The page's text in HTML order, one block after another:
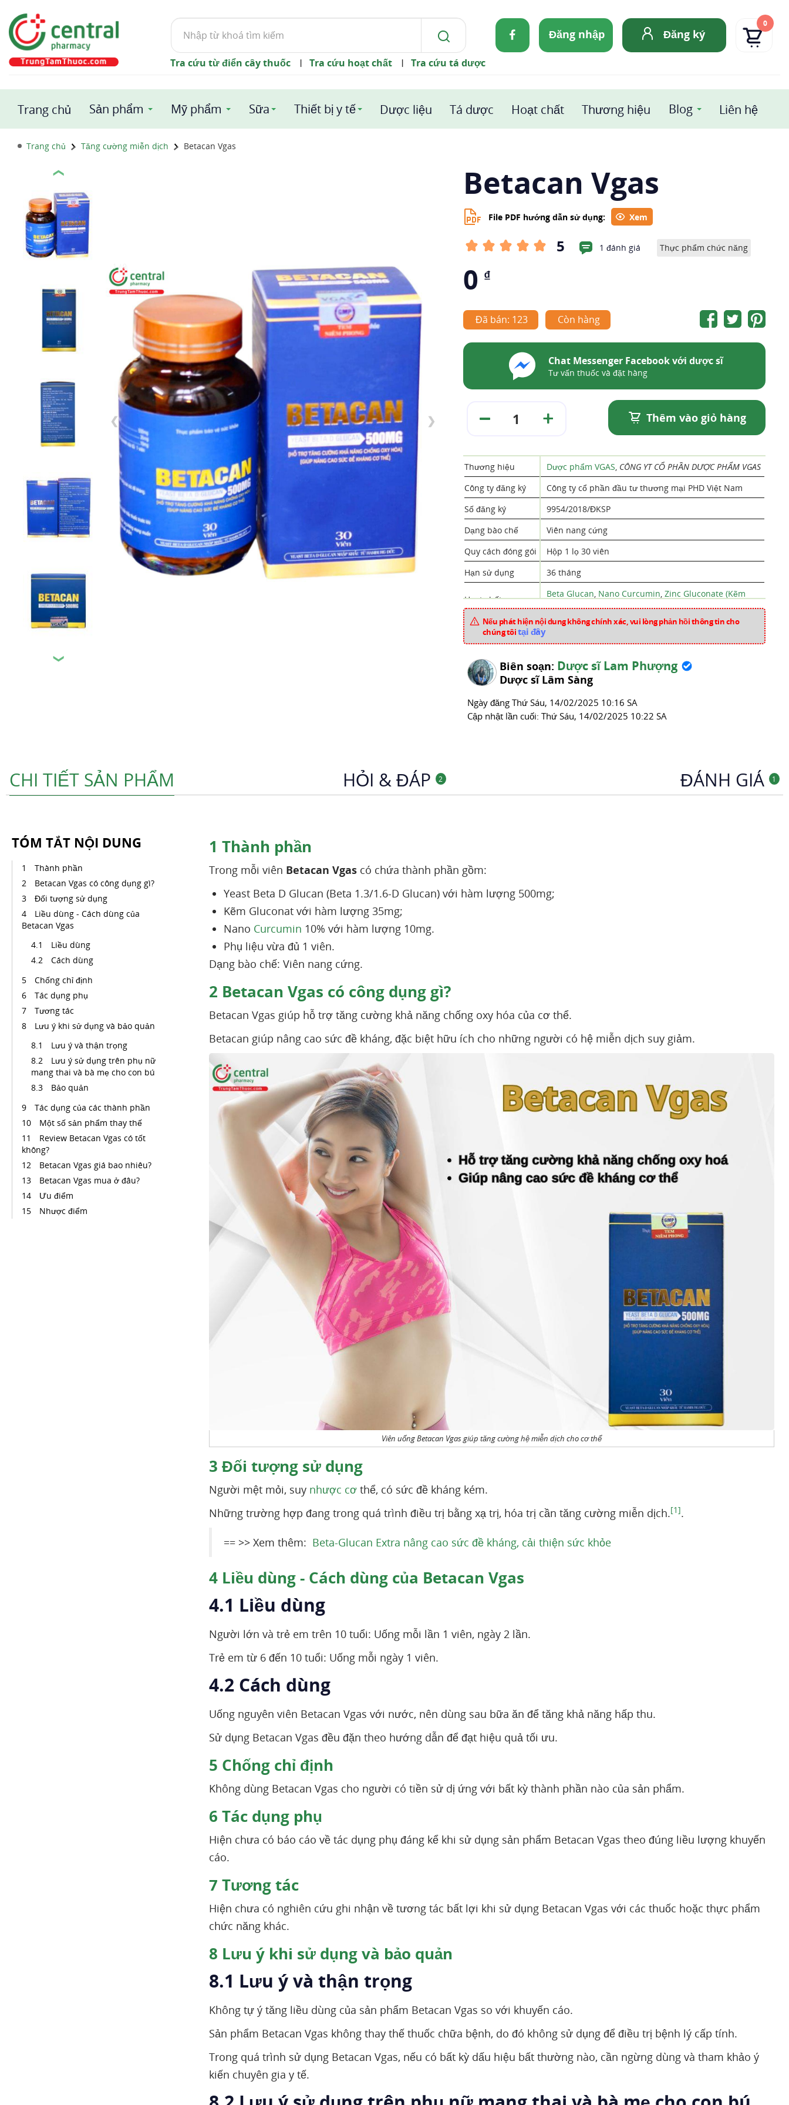
Tìm
kiếm
Đăng nhập Đăng ký
0
Tra cứu từ điển cây thuốc | Tra cứu hoạt chất | Tra cứu tá dược
Trang chủ Sản phẩm Mỹ phẩm Sữa Thiết bị y tế Dược liệu Tá dược Hoạt chất Thương hiệu Blog Liên hệ
Trang chủ Tăng cường miễn dịch Betacan Vgas
❮
❯
1 / 9
❮ ❯
Betacan Vgas
File PDF hướng dẫn sử dụng: Xem
5 1 đánh giá Thực phẩm chức năng
0 ₫
Đã bán: 123 Còn hàng
Chat Messenger Facebook với dược sĩ
Tư vấn thuốc và đặt hàng
Thêm vào giỏ hàng
Thương hiệu Dược phẩm VGAS, CÔNG YT CỔ PHẦN DƯỢC PHẨM VGAS
Công ty đăng ký
Công ty cổ phần đầu tư thương mại PHD Việt Nam
Số đăng ký
9954/2018/ĐKSP
Dạng bào chế
Viên nang cứng
Quy cách đóng gói
Hộp 1 lọ 30 viên
Hạn sử dụng
36 tháng
Hoạt chất
Beta Glucan, Nano Curcumin, Zinc Gluconate (Kẽm
Gluconat)
Xuất xứ
Việt Nam
Mã sản phẩm
pk1950
Chuyên mục
Tăng cường miễn dịch
Nếu phát hiện nội dung không chính xác, vui lòng phản hồi thông tin cho
chúng tôitại đây
Biên soạn: Dược sĩ Lam Phượng
Dược sĩ Lâm Sàng
Ngày đăng Thứ Sáu, 14/02/2025 10:16 SA
Cập nhật lần cuối: Thứ Sáu, 14/02/2025 10:22 SA
CHI TIẾT SẢN PHẨM HỎI & ĐÁP 2 ĐÁNH GIÁ 1
TÓM TẮT NỘI DUNG
Thành phần
Betacan Vgas có công dụng gì?
Đối tượng sử dụng
Liều dùng - Cách dùng của
Betacan Vgas
Liều dùng
Cách dùng
Chống chỉ định
Tác dụng phụ
Tương tác
Lưu ý khi sử dụng và bảo quản
Lưu ý và thận trọng
Lưu ý sử dụng trên phụ nữ
mang thai và bà mẹ cho con bú
Bảo quản
Tác dụng của các thành phần
Một số sản phẩm thay thế
Review Betacan Vgas có tốt
không?
Betacan Vgas giá bao nhiêu?
Betacan Vgas mua ở đâu?
Ưu điểm
Nhược điểm
1 Thành phần
Trong mỗi viên Betacan Vgas có chứa thành phần gồm:
Yeast Beta D Glucan (Beta 1.3/1.6-D Glucan) với hàm lượng 500mg;
Kẽm Gluconat với hàm lượng 35mg;
Nano Curcumin 10% với hàm lượng 10mg.
Phụ liệu vừa đủ 1 viên.
Dạng bào chế: Viên nang cứng.
2 Betacan Vgas có công dụng gì?
Betacan Vgas giúp hỗ trợ tăng cường khả năng chống oxy hóa của cơ thể.
Betacan giúp nâng cao sức đề kháng, đặc biệt hữu ích cho những người có hệ miễn dịch suy giảm.
Viên uống Betacan Vgas giúp tăng cường hệ miễn dịch cho cơ thể
3 Đối tượng sử dụng
Người mệt mỏi, suy nhược cơ thể, có sức đề kháng kém.
Những trường hợp đang trong quá trình điều trị bằng xạ trị, hóa trị cần tăng cường miễn dịch.[1].
== >> Xem thêm: Beta-Glucan Extra nâng cao sức đề kháng, cải thiện sức khỏe
4 Liều dùng - Cách dùng của Betacan Vgas
4.1 Liều dùng
Người lớn và trẻ em trên 10 tuổi: Uống mỗi lần 1 viên, ngày 2 lần.
Trẻ em từ 6 đến 10 tuổi: Uống mỗi ngày 1 viên.
4.2 Cách dùng
Uống nguyên viên Betacan Vgas với nước, nên dùng sau bữa ăn để tăng khả năng hấp thu.
Sử dụng Betacan Vgas đều đặn theo hướng dẫn để đạt hiệu quả tối ưu.
5 Chống chỉ định
Không dùng Betacan Vgas cho người có tiền sử dị ứng với bất kỳ thành phần nào của sản phẩm.
6 Tác dụng phụ
Hiện chưa có báo cáo về tác dụng phụ đáng kể khi sử dụng sản phẩm Betacan Vgas theo đúng liều lượng khuyến
cáo.
7 Tương tác
Hiện chưa có nghiên cứu ghi nhận về tương tác bất lợi khi sử dụng Betacan Vgas với các thuốc hoặc thực phẩm
chức năng khác.
8 Lưu ý khi sử dụng và bảo quản
8.1 Lưu ý và thận trọng
Không tự ý tăng liều dùng của sản phẩm Betacan Vgas so với khuyến cáo.
Sản phẩm Betacan Vgas không thay thế thuốc chữa bệnh, do đó không sử dụng để điều trị bệnh lý cấp tính.
Trong quá trình sử dụng Betacan Vgas, nếu có bất kỳ dấu hiệu bất thường nào, cần ngừng dùng và tham khảo ý
kiến chuyên gia y tế.